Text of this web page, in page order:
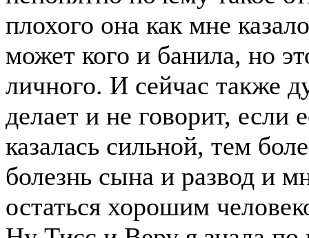
плохого она как мне
может кого и банила, но
личного. И сейчас также
делает и не говорит, если
казалась сильной, тем
болезнь сына и развод и
остаться хорошим